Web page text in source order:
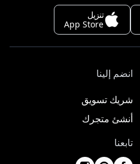
تنزيل
App Store
انضم إلينا
شريك تسويق
أنشئ متجرك
تابعنا